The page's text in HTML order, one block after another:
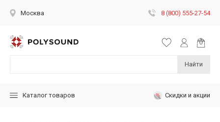
Москва 8 (800) 555-27-54
Найти
Каталог товаров Скидки и акции